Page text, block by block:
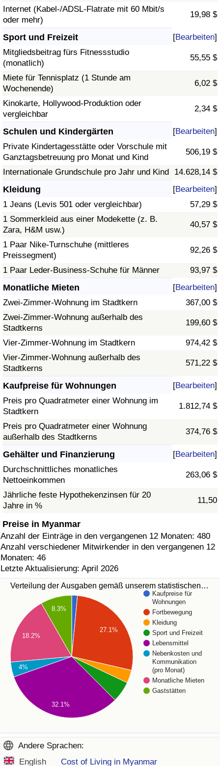
Internet (Kabel-/ADSL-Flatrate mit 60 Mbit/s
oder mehr)
19,98 $
Sport und Freizeit [Bearbeiten]
Mitgliedsbeitrag fürs Fitnessstudio
(monatlich)
55,55 $
Miete für Tennisplatz (1 Stunde am
Wochenende)
6,02 $
Kinokarte, Hollywood-Produktion oder
vergleichbar
2,34 $
Schulen und Kindergärten [Bearbeiten]
Private Kindertagesstätte oder Vorschule mit
Ganztagsbetreuung pro Monat und Kind
506,19 $
Internationale Grundschule pro Jahr und Kind 14.628,14 $
Kleidung [Bearbeiten]
1 Jeans (Levis 501 oder vergleichbar)
57,29 $
1 Sommerkleid aus einer Modekette (z. B.
Zara, H&M usw.)
40,57 $
1 Paar Nike-Turnschuhe (mittleres
Preissegment)
92,26 $
1 Paar Leder-Business-Schuhe für Männer 93,97 $
Monatliche Mieten [Bearbeiten]
Zwei-Zimmer-Wohnung im Stadtkern
367,00 $
Zwei-Zimmer-Wohnung außerhalb des
Stadtkerns
199,60 $
Vier-Zimmer-Wohnung im Stadtkern
974,42 $
Vier-Zimmer-Wohnung außerhalb des
Stadtkerns
571,22 $
Kaufpreise für Wohnungen [Bearbeiten]
Preis pro Quadratmeter einer Wohnung im
Stadtkern
1.812,74 $
Preis pro Quadratmeter einer Wohnung
außerhalb des Stadtkerns
374,76 $
Gehälter und Finanzierung [Bearbeiten]
Durchschnittliches monatliches
Nettoeinkommen
263,06 $
Jährliche feste Hypothekenzinsen für 20
Jahre in %
11,50
Preise in Myanmar
Anzahl der Einträge in den vergangenen 12 Monaten: 480
Anzahl verschiedener Mitwirkender in den vergangenen 12
Monaten: 46
Letzte Aktualisierung: April 2026
Verteilung der Ausgaben gemäß unserem statistischen…
Kaufpreise für
Wohnungen
Fortbewegung
Kleidung
Sport und Freizeit
Lebensmittel
Nebenkosten und
Kommunikation
(pro Monat)
Monatliche Mieten
Gaststätten
27.1%
8.3%
18.2%
4%
32.1%
Andere Sprachen:
English
Cost of Living in Myanmar